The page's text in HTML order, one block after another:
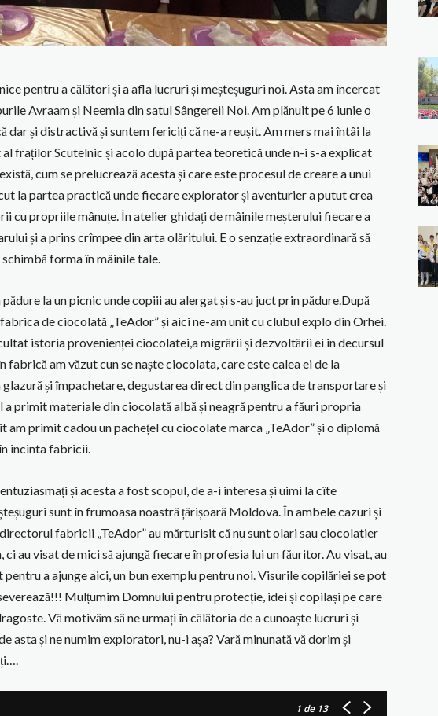
pentru a călători și a afla lucruri și meșteșuguri noi. Asta am încercat
Avraam și Neemia din satul Sângereii Noi. Am plănuit pe 6 iunie o
dar și distractivă și suntem fericiți că ne-a reușit. Am mers mai întâi la
fraților Scutelnic și acolo după partea teoretică unde n-i s-a explicat
cum se prelucrează acesta și care este procesul de creare a unui
la partea practică unde fiecare explorator și aventurier a putut crea
cu propriile mânuțe. În atelier ghidați de mâinile meșterului fiecare a
și a prins crîmpee din arta olăritului. E o senzație extraordinară să
forma în mâinile tale.
pădure la un picnic unde copiii au alergat și s-au juct prin pădure.După
de ciocolată „TeAdor” și aici ne-am unit cu clubul explo din Orhei.
istoria provenienței ciocolatei,a migrării și dezvoltării ei în decursul
fabrică am văzut cun se naște ciocolata, care este calea ei de la
glazură și împachetare, degustarea direct din panglica de transportare și
primit materiale din ciocolată albă și neagră pentru a făuri propria
am primit cadou un pachețel cu ciocolate marca „TeAdor” și o diplomă
incinta fabricii.
și acesta a fost scopul, de a-i interesa și uimi la cîte
sunt în frumoasa noastră țărișoară Moldova. În ambele cazuri și
fabricii „TeAdor” au mărturisit că nu sunt olari sau ciocolatier
ci au visat de mici să ajungă fiecare în profesia lui un făuritor. Au visat, au
pentru a ajunge aici, un bun exemplu pentru noi. Visurile copilăriei se pot
Mulțumim Domnului pentru protecție, idei și copilași pe care
Vă motivăm să ne urmați în călătoria de a cunoaște lucruri și
asta și ne numim exploratori, nu-i așa? Vară minunată vă dorim și
1 de 13